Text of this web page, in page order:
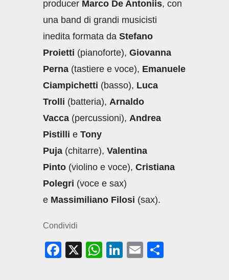
producer Marco De Antoniis, con
una band di grandi musicisti
inedita formata da Stefano
Proietti (pianoforte), Giovanna
Perna (tastiere e voce), Emanuele
Ciampichetti (basso), Luca
Trolli (batteria), Arnaldo
Vacca (percussioni), Andrea
Pistilli e Tony
Puja (chitarre), Valentina
Pinto (violino e voce), Cristiana
Polegri (voce e sax)
e Massimiliano Filosi (sax).
Condividi
F
X
W Li
E